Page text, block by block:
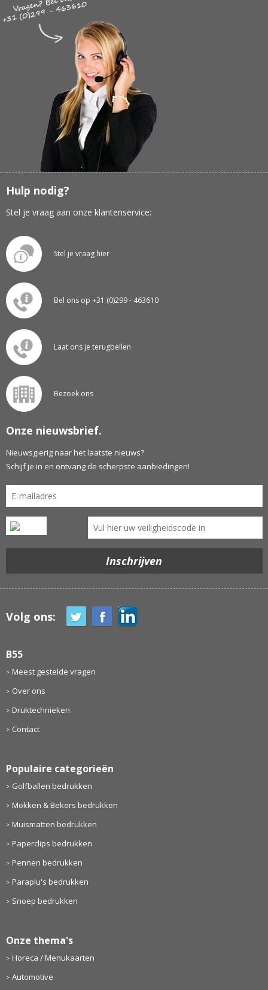
Hulp nodig?
Stel je vraag aan onze klantenservice:
Stel je vraag hier
Bel ons op +31 (0)299 - 463610
Laat ons je terugbellen
Bezoek ons
Onze nieuwsbrief.
Nieuwsgierig naar het laatste nieuws?
Schijf je in en ontvang de scherpste aanbiedingen!
Volg ons:
B55
Meest gestelde vragen
Over ons
Druktechnieken
Contact
Populaire categorieën
Golfballen bedrukken
Mokken & Bekers bedrukken
Muismatten bedrukken
Paperclips bedrukken
Pennen bedrukken
Paraplu's bedrukken
Snoep bedrukken
Onze thema's
Horeca / Menukaarten
Automotive